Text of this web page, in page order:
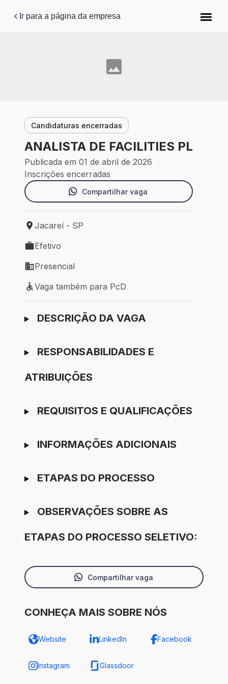
Pular para o conteúdo principal
Ir para a página da empresa
Candidaturas encerradas
ANALISTA DE FACILITIES PL
Publicada em 01 de abril de 2026
Inscrições encerradas
Compartilhar vaga
Local de trabalho: Jacareí - SP
Jacareí - SP
Tipo de vaga: Efetivo
Efetivo
Modelo de trabalho: Presencial
Presencial
Vaga também para PcD
Vaga também para PcD
Ir para candidatura
DESCRIÇÃO DA VAGA
RESPONSABILIDADES E
ATRIBUIÇÕES
REQUISITOS E QUALIFICAÇÕES
INFORMAÇÕES ADICIONAIS
ETAPAS DO PROCESSO
OBSERVAÇÕES SOBRE AS
ETAPAS DO PROCESSO SELETIVO:
Compartilhar vaga
CONHEÇA MAIS SOBRE NÓS
Website LinkedIn Facebook
Instagram Glassdoor